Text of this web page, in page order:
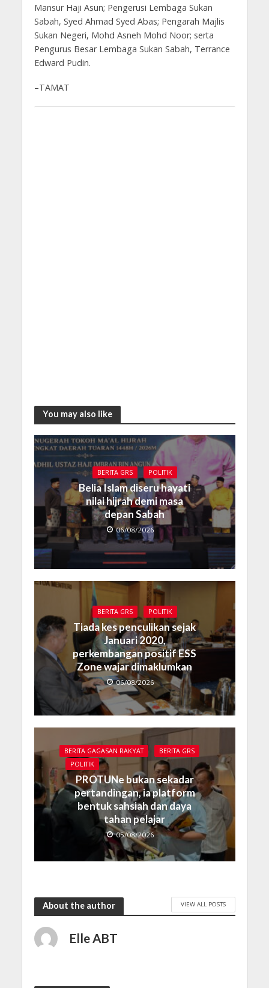
Mansur Haji Asun; Pengerusi Lembaga Sukan
Sabah, Syed Ahmad Syed Abas; Pengarah Majlis
Sukan Negeri, Mohd Asneh Mohd Noor; serta
Pengurus Besar Lembaga Sukan Sabah, Terrance
Edward Pudin.
–TAMAT
You may also like
BERITA GRS POLITIK
Belia Islam diseru hayati
nilai hijrah demi masa
depan Sabah
06/08/2026
BERITA GRS POLITIK
Tiada kes penculikan sejak
Januari 2020,
perkembangan positif ESS
Zone wajar dimaklumkan
06/08/2026
BERITA GAGASAN RAKYAT
BERITA GRS
POLITIK
PROTUNe bukan sekadar
pertandingan, ia platform
bentuk sahsiah dan daya
tahan pelajar
05/08/2026
About the author VIEW ALL POSTS
Elle ABT